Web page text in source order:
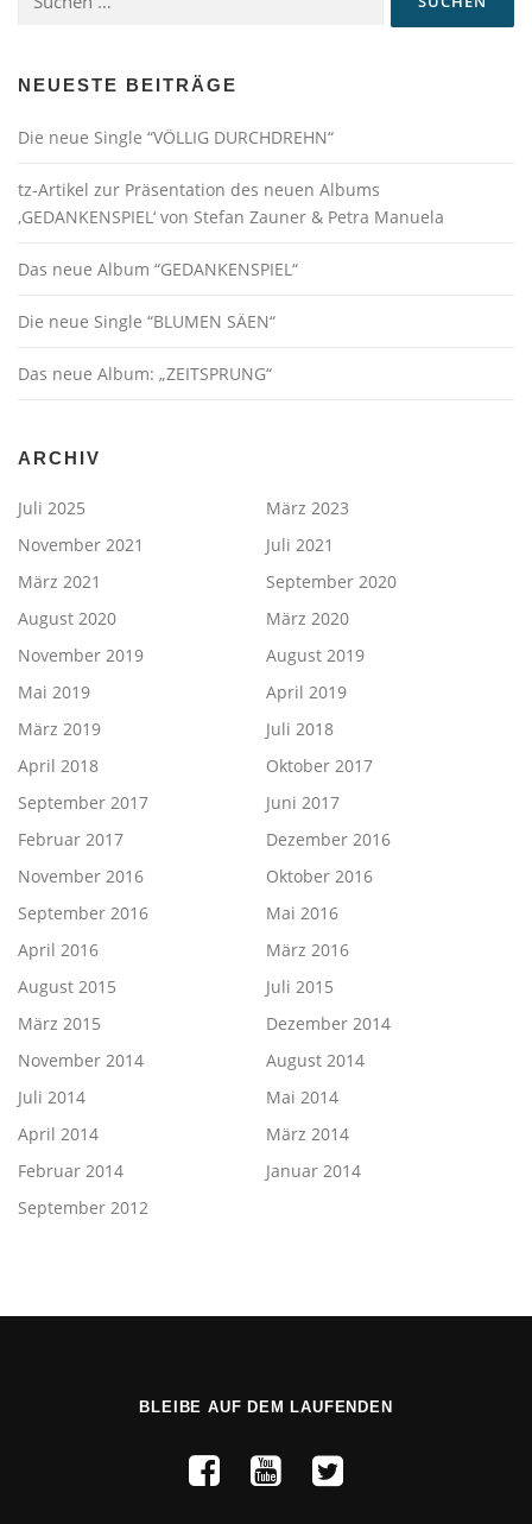
nach:
NEUESTE BEITRÄGE
Die neue Single “VÖLLIG DURCHDREHN“
tz-Artikel zur Präsentation des neuen Albums
‚GEDANKENSPIEL‘ von Stefan Zauner & Petra Manuela
Das neue Album “GEDANKENSPIEL“
Die neue Single “BLUMEN SÄEN“
Das neue Album: „ZEITSPRUNG“
ARCHIV
Juli 2025
März 2023
November 2021
Juli 2021
März 2021
September 2020
August 2020
März 2020
November 2019
August 2019
Mai 2019
April 2019
März 2019
Juli 2018
April 2018
Oktober 2017
September 2017
Juni 2017
Februar 2017
Dezember 2016
November 2016
Oktober 2016
September 2016
Mai 2016
April 2016
März 2016
August 2015
Juli 2015
März 2015
Dezember 2014
November 2014
August 2014
Juli 2014
Mai 2014
April 2014
März 2014
Februar 2014
Januar 2014
September 2012
BLEIBE AUF DEM LAUFENDEN